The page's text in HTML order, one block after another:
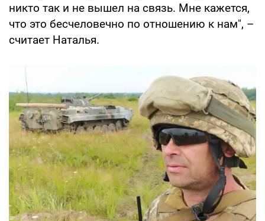
никто так и не вышел на связь. Мне кажется,
что это бесчеловечно по отношению к нам", –
считает Наталья.